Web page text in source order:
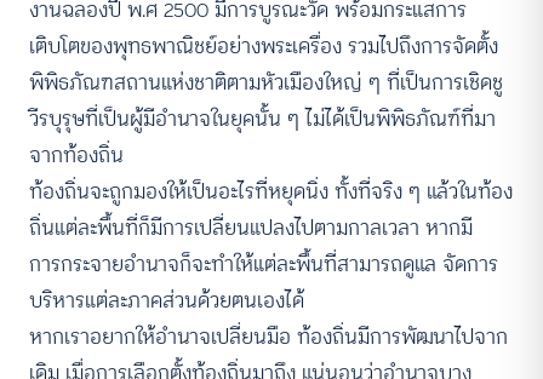
งานฉลองปี พ.ศ 2500 มีการบูรณะวัด พร้อมกระแสการ
เติบโตของพุทธพาณิชย์อย่างพระเครื่อง รวมไปถึงการจัดตั้ง
พิพิธภัณฑสถานแห่งชาติตามหัวเมืองใหญ่ ๆ ที่เป็นการเชิดชู
วีรบุรุษที่เป็นผู้มีอำนาจในยุคนั้น ๆ ไม่ได้เป็นพิพิธภัณฑ์ที่มา
จากท้องถิ่น
ท้องถิ่นจะถูกมองให้เป็นอะไรที่หยุดนิ่ง ทั้งที่จริง ๆ แล้วในท้อง
ถิ่นแต่ละพื้นที่ก็มีการเปลี่ยนแปลงไปตามกาลเวลา หากมี
การกระจายอำนาจก็จะทำให้แต่ละพื้นที่สามารถดูแล จัดการ
บริหารแต่ละภาคส่วนด้วยตนเองได้
หากเราอยากให้อำนาจเปลี่ยนมือ ท้องถิ่นมีการพัฒนาไปจาก